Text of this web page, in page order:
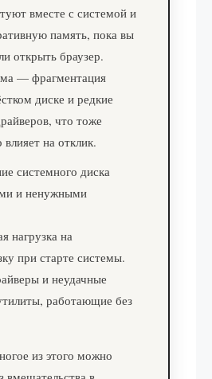
вместе с системой и
память, пока вы
открыть браузер.
— фрагментация
диске и редкие
что тоже
влияет на отклик.
системного диска
и ненужными
нагрузка на
при старте системы.
и неудачные
работающие без
из этого можно